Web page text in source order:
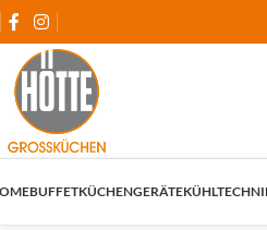
BUFFETKÜCHENGERÄTE